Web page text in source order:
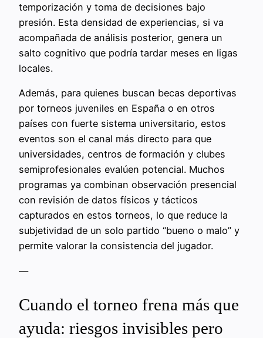
temporización y toma de decisiones bajo
presión. Esta densidad de experiencias, si va
acompañada de análisis posterior, genera un
salto cognitivo que podría tardar meses en ligas
locales.
Además, para quienes buscan becas deportivas
por torneos juveniles en España o en otros
países con fuerte sistema universitario, estos
eventos son el canal más directo para que
universidades, centros de formación y clubes
semiprofesionales evalúen potencial. Muchos
programas ya combinan observación presencial
con revisión de datos físicos y tácticos
capturados en estos torneos, lo que reduce la
subjetividad de un solo partido “bueno o malo” y
permite valorar la consistencia del jugador.
—
Cuando el torneo frena más que
ayuda: riesgos invisibles pero